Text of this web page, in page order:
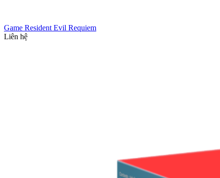
Game Resident Evil Requiem
Liên hệ